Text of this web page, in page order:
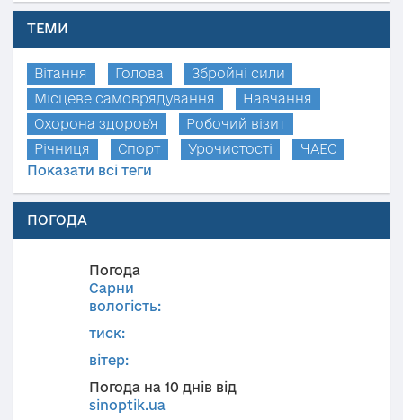
ТЕМИ
Вітання Голова
Збройні сили
Місцеве самоврядування
Навчання
Охорона здоров'я
Робочий візит
Річниця
Спорт Урочистості
ЧАЕС
Показати всі теги
ПОГОДА
Погода
Сарни
вологість:
тиск:
вітер:
Погода на 10 днів від
sinoptik.ua